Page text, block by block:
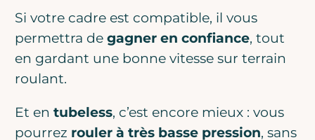
Si votre cadre est compatible, il vous
permettra degagner en confiance, tout
en gardant une bonne vitesse sur terrain
roulant.
Et entubeless, c’est encore mieux : vous
pourrez rouler à très basse pression, sans